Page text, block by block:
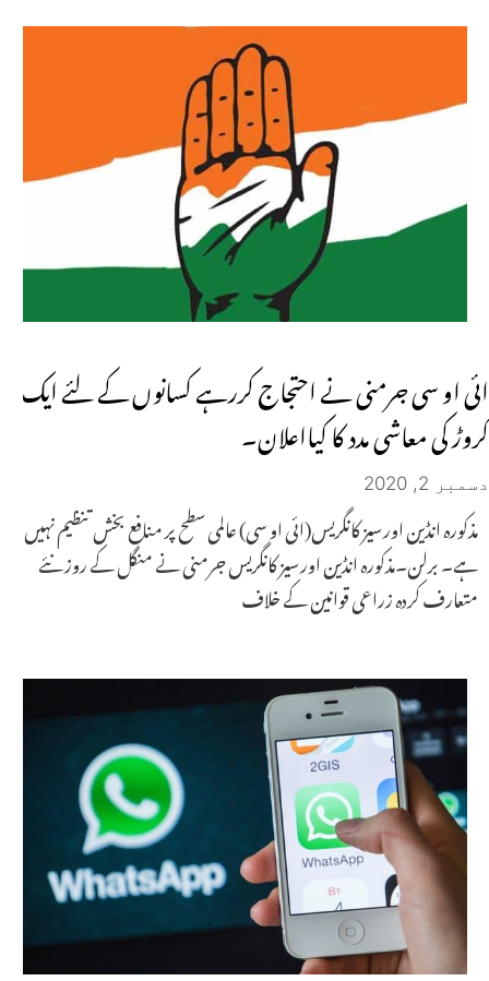
ائی او سی جرمنی نے احتجاج کررہے کسانوں کے لئے ایک
کروڑ کی معاشی مدد کا کیااعلان۔
دسمبر 2, 2020
مذکورہ انڈین اورسیز کانگریس(ائی او سی) عالمی سطح پر منافع بخش تنظیم نہیں
ہے۔ برلن۔مذکورہ انڈین اورسیز کانگریس جرمنی نے منگل کے روز نئے
متعارف کردہ زراعی قوانین کے خلاف